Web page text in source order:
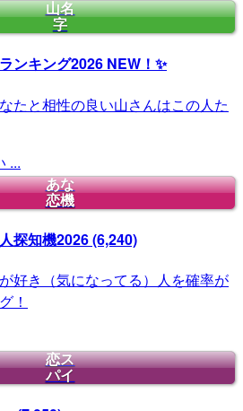
山名
字
ンキング2026 NEW！✨
たと相性の良い山さんはこの人た
...
あな
恋機
探知機2026(6,240)
好き（気になってる）人を確率が
！
恋ス
パイ